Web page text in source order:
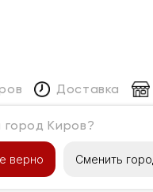
Киров?
верно Сменить
Доставка